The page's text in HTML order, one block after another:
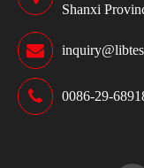
Shanxi
0086-29-